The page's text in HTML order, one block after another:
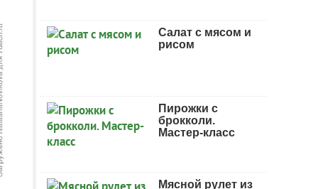
Салат с мясом и
рисом
Пирожки с
брокколи.
Мастер-класс
Мясной рулет из